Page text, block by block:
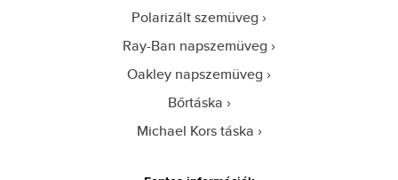
Polarizált szemüveg
Ray-Ban napszemüveg
Oakley napszemüveg
Bőrtáska
Michael Kors táska